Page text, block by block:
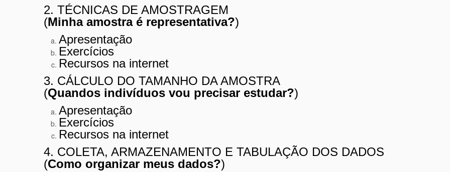
2. TÉCNICAS DE AMOSTRAGEM
(Minha amostra é representativa?)
Apresentação
Exercícios
Recursos na internet
3. CÁLCULO DO TAMANHO DA AMOSTRA
(Quandos indivíduos vou precisar estudar?)
Apresentação
Exercícios
Recursos na internet
4. COLETA, ARMAZENAMENTO E TABULAÇÃO DOS DADOS
(Como organizar meus dados?)